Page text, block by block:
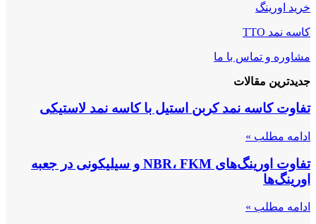
خرید اورینگ
کاسه نمد TTO
مشاوره و تماس با ما
جدیدترین مقالات
تفاوت کاسه نمد کربن استیل با کاسه نمد لاستیکی
ادامه مطلب »
تفاوت اورینگ‌های NBR، FKM و سیلیکونی در جعبه
اورینگ‌ها
ادامه مطلب »